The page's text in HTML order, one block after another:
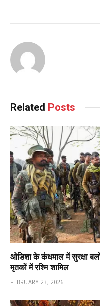
Related Posts
ओडिशा के कंधमाल में सुरक्षा
मृतकों में रश्मि शामिल
FEBRUARY 23, 2026